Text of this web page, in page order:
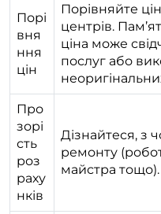
Порі
вня
ння
цін
Порівняйте
центрів.
ціна може
послуг або
Про
зорі
сть
роз
раху
нків
Дізнайтеся, з
ремонту
майстра тощо).